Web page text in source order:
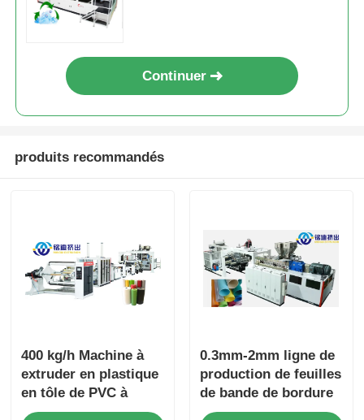
Continuer
produits recommandés
400 kg/h Machine à
extruder en plastique
en tôle de PVC à
commande
0.3mm-2mm ligne de
production de feuilles
de bande de bordure
en PVC haute